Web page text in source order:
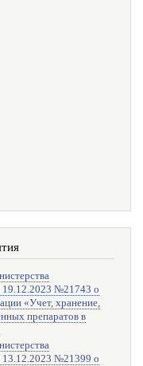
19.12.2023 №21743 о
«Учет, хранение,
препаратов в
13.12.2023 №21399 о